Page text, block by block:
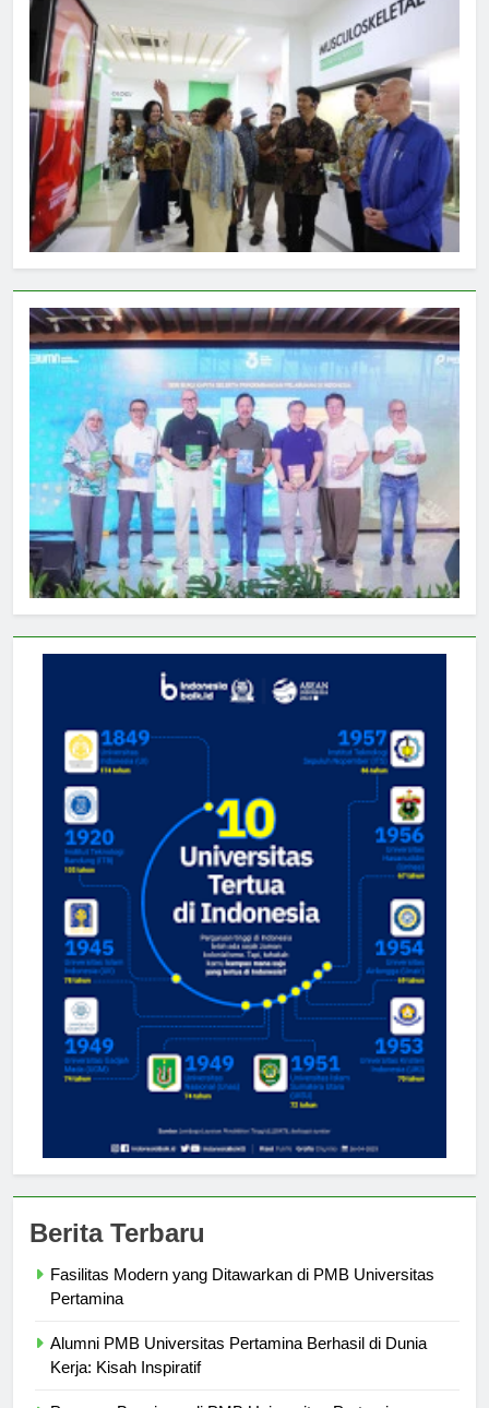
Fasilitas Modern yang Ditawarkan di PMB Universitas
Alumni PMB Universitas Pertamina Berhasil di Dunia